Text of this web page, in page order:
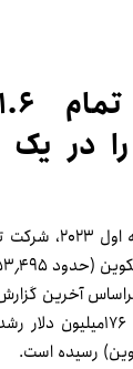
را در
در گزارش
آخرین